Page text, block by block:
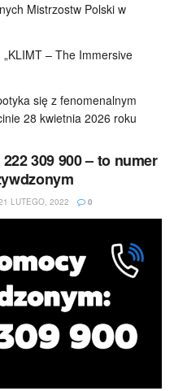
Mistrzostw Polski w
– The Immersive
się z fenomenalnym
28 kwietnia 2026 roku
309 900 – to numer
LUTEGO, 2022 0